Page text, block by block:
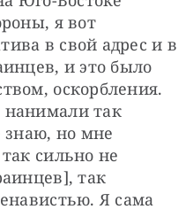
я вот
в свой адрес и в
и это было
оскорбления.
так
знаю, но мне
сильно не
так
Я сама